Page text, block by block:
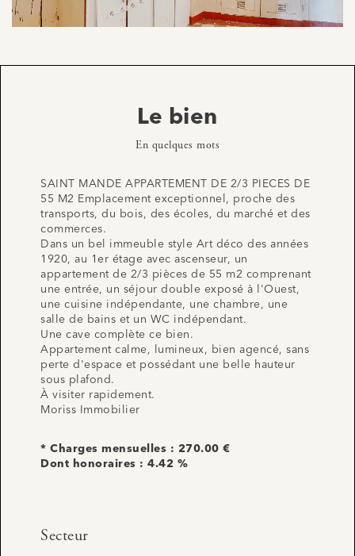
Le bien
En quelques mots
SAINT MANDE APPARTEMENT DE 2/3 PIECES DE
55 M2 Emplacement exceptionnel, proche des
transports, du bois, des écoles, du marché et des
commerces.
Dans un bel immeuble style Art déco des années
1920, au 1er étage avec ascenseur, un
appartement de 2/3 pièces de 55 m2 comprenant
une entrée, un séjour double exposé à l'Ouest,
une cuisine indépendante, une chambre, une
salle de bains et un WC indépendant.
Une cave complète ce bien.
Appartement calme, lumineux, bien agencé, sans
perte d'espace et possédant une belle hauteur
sous plafond.
À visiter rapidement.
Moriss Immobilier
* Charges mensuelles : 270.00 €
Dont honoraires : 4.42 %
Secteur